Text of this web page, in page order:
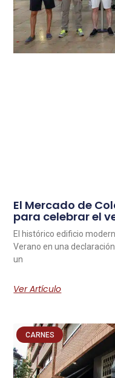
El Mercado de
para celebrar el
El histórico edificio
Verano en una
un
Ver Artículo
CARNES